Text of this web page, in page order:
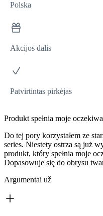
Polska
Akcijos dalis
Patvirtintas pirkėjas
Produkt spełnia moje
Do tej pory korzystałem ze
series. Niestety ostrza są już
produkt, który spełnia moje
Dopasowuje się do obrysu
Argumentai už